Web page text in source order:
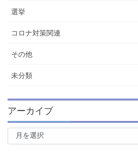
選挙
コロナ対策関連
その他
未分類
アーカイブ
ア